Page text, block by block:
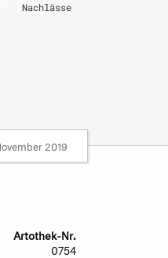
Nachlässe
2019
Artothek-Nr.
0754